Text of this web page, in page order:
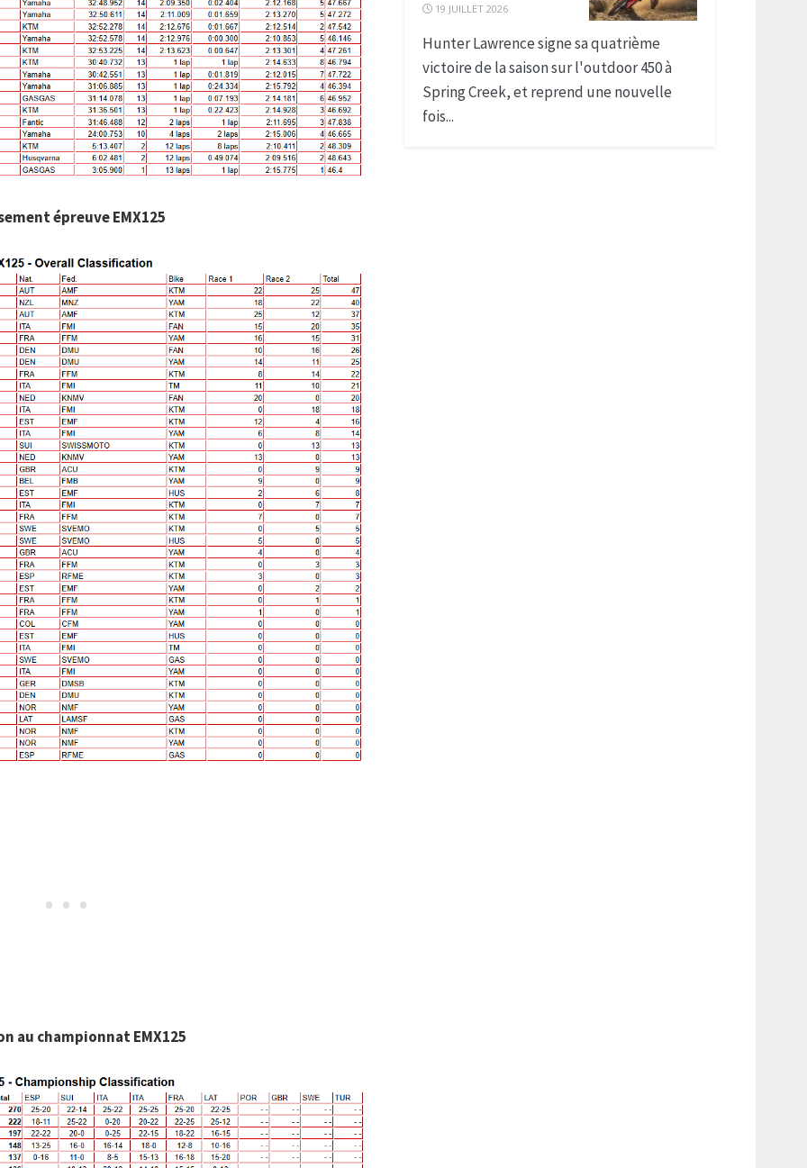
épreuve EMX125
au championnat EMX125
19 JUILLET 2026
Hunter Lawrence signe sa quatrième
victoire de la saison sur l'outdoor 450 à
Spring Creek, et reprend une nouvelle
fois...